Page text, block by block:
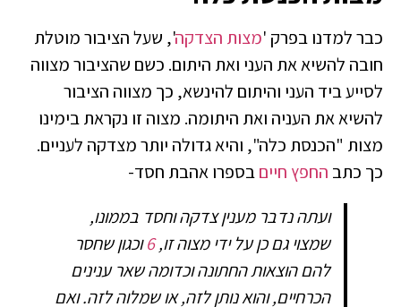
כבר למדנו בפרק 'מצות הצדקה', שעל הציבור מוטלת
חובה להשיא את העני ואת היתום. כשם שהציבור מצווה
לסייע ביד העני והיתום להינשא, כך מצווה הציבור
להשיא את העניה ואת היתומה. מצוה זו נקראת בימינו
מצות "הכנסת כלה", והיא גדולה יותר מצדקה לעניים.
כך כתב החפץ חייםבספרו אהבת חסד-
ועתה נדבר מענין צדקה וחסד בממונו,
שמצוי גם כן על ידי מצוה זו,
6וכגון שחסר
להם הוצאות החתונה וכדומה שאר ענינים
הכרחיים, והוא נותן לזה, או שמלוה לזה. ואם